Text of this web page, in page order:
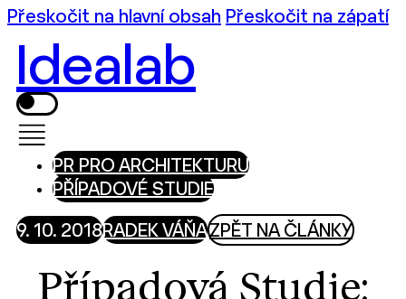
Přeskočit na hlavní obsah Přeskočit na zápatí
Idealab
PR PRO ARCHITEKTURU
PŘÍPADOVÉ STUDIE
9. 10. 2018RADEK VÁŇAZPĚT NA ČLÁNKY
Případová Studie: